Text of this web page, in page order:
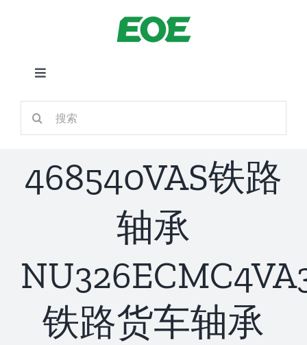
切
换
导
航
首页
产品中心
新闻
468540VAS铁路
轴承
铁路货车轴承